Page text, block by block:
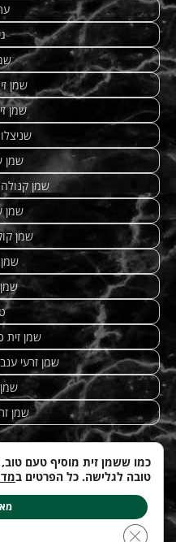
שמן
שמן
שמן
שמן
שמן
שמן
שמן זית
שמן זרעי
שמן
מתכונים מנצחים|טחינה–
bycosta.co.il
עודכן לאחרונה ב:
כמו ששמן זית מוסיף טעם טוב,
טובה לגלישה. כל הפרטים ב
Close GDPR Cookie Banner